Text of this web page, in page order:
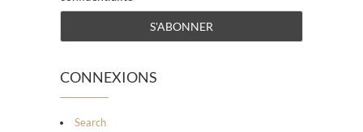
CONNEXIONS
Search